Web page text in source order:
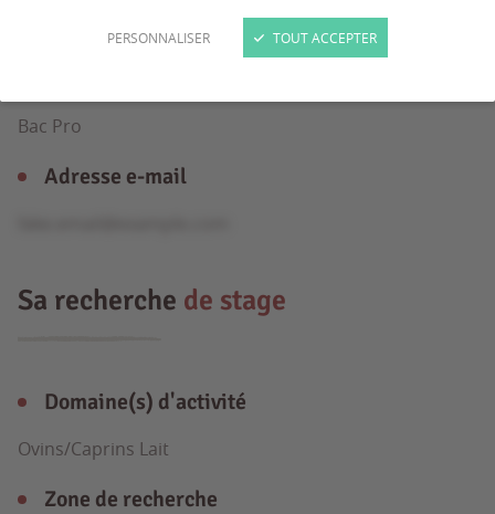
PERSONNALISER TOUT ACCEPTER
Bac Pro
Adresse e-mail
Sa recherche de stage
Domaine(s) d'activité
Ovins/Caprins Lait
Zone de recherche